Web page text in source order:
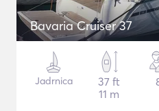
Bavaria Cruiser 37
Jadrnica
37 ft
11 m